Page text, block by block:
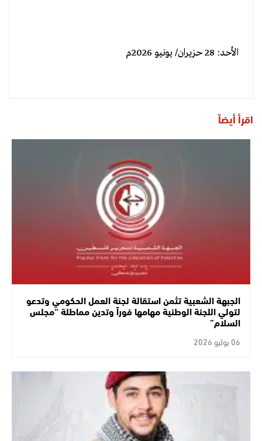
الأحد: 28 حزيران/ يونيو 2026م
اقرأ أيضاً
الجبهة الشعبية تثمن استقالة لجنة العمل الحكومي وتدعو
لتولي اللجنة الوطنية مهامها فوراً وتدين مماطلة “مجلس
السلام”
06 يوليو 2026